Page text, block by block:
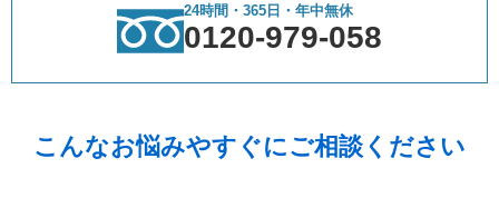
24時間・365日・年中無休
0120-979-058
こんなお悩みやすぐにご相談ください